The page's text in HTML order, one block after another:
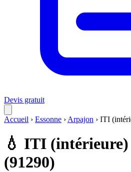
Devis gratuit
Accueil › Essonne › Arpajon › ITI
💧 ITI
(91290)